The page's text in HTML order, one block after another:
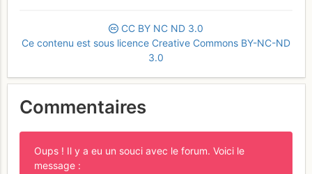
CC BY NC ND 3.0
Ce contenu est sous licence Creative Commons BY-NC-ND
3.0
Commentaires
Oups ! Il y a eu un souci avec le forum. Voici le
message :